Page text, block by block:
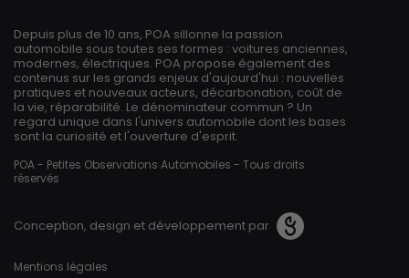
Depuis plus de 10 ans, POA sillonne la passion
automobile sous toutes ses formes : voitures anciennes,
modernes, électriques. POA propose également des
contenus sur les grands enjeux d'aujourd'hui : nouvelles
pratiques et nouveaux acteurs, décarbonation, coût de
la vie, réparabilité. Le dénominateur commun ? Un
regard unique dans l'univers automobile dont les bases
sont la curiosité et l'ouverture d'esprit.
POA - Petites Observations Automobiles - Tous droits
réservés
Conception, design et développement par
Pied de page
Mentions légales